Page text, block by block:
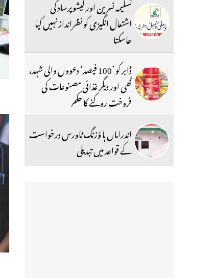
تسلیمہ نسرین اور کیشوپرساد کی
اشتعال انگیزی کو نظرانداز نہیں کیا
جاسکتا
ڈابر کو ’100 فیصد‘ دعووں والی شہد،
گھی اور دیگر غذائی مصنوعات کی
فروخت روکنے کا حکم
اندراماں ہا ؤزنگ ٹاورس درخواست
کے قواعد میں تبدیلی